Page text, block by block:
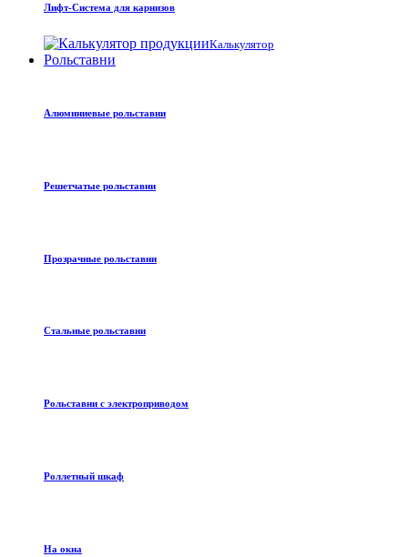
Лифт-Система для карнизов
Калькулятор
Рольставни
Алюминиевые рольставни
Решетчатые рольставни
Прозрачные рольставни
Стальные рольставни
Рольставни с электроприводом
Роллетный шкаф
На окна